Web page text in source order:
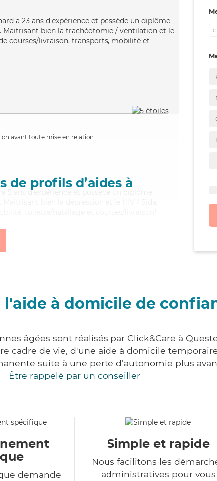
a 23 ans d'expérience et possède un diplôme
Maitrisant bien la trachéotomie / ventilation et le
courses/livraison, transports, mobilité et
avant toute mise en relation
de profils d’aides à
5 ans d'expérience et possède un diplôme
bien la dépression et le HIV / Sida,
l'aide à domicile de
âgées sont réalisés par Click&Care à
cadre de vie, d'une aide à domicile
suite à une perte d'autonomie plus
Être rappelé par un conseiller
demande
Simple et rapide
Nous facilitons les
administratives pour vous